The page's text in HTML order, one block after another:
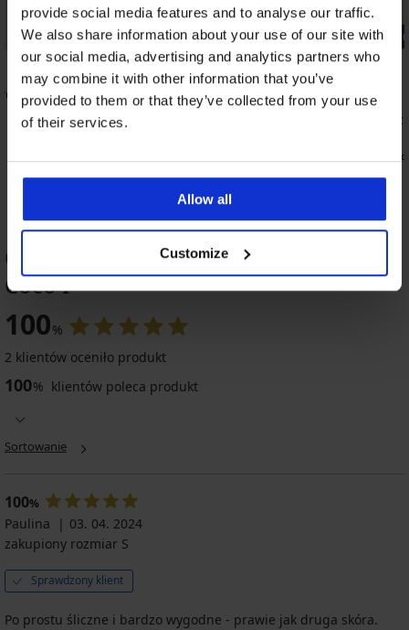
provide social media features and to analyse our traffic.
We also share information about your use of our site with
our social media, advertising and analytics partners who
may combine it with other information that you’ve
provided to them or that they’ve collected from your use
of their services.
Allow all
Customize
5
3+1 GRATIS
Bestseller
4,7
Majtki wyszczuplające Simple Push-Up z
wysokim stanem
74,99 zł
-20% BRA20
OCENA PRODUKTU Majtki brazylijskie
Coco I
100%
2 klientów oceniło produkt
100% klientów poleca produkt
Sortowanie
100%
Paulina
03. 04. 2024
zakupiony rozmiar S
Sprawdzony klient
Po prostu śliczne i bardzo wygodne - prawie jak druga skóra.